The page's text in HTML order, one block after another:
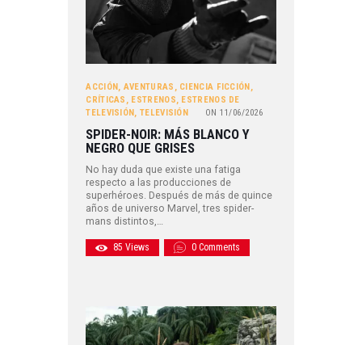
ACCIÓN , AVENTURAS , CIENCIA FICCIÓN ,
CRÍTICAS , ESTRENOS, ESTRENOS DE
TELEVISIÓN , TELEVISIÓN ON 11/06/2026
SPIDER-NOIR: MÁS BLANCO Y
NEGRO QUE GRISES
No hay duda que existe una fatiga
respecto a las producciones de
superhéroes. Después de más de quince
años de universo Marvel, tres spider-
mans distintos,…
85 Views 0 Comments